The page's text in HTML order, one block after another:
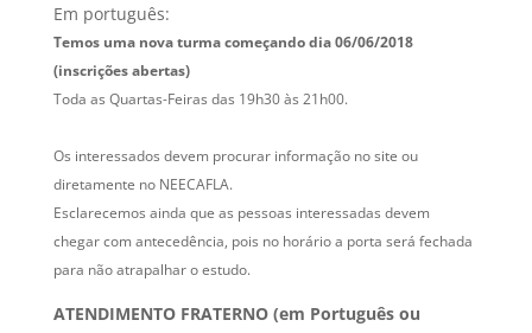
Em português:
Temos uma nova turma começando dia 06/06/2018
(inscrições abertas)
Toda as Quartas-Feiras das 19h30 às 21h00.
Os interessados devem procurar informação no site ou
diretamente no NEECAFLA.
Esclarecemos ainda que as pessoas interessadas devem
chegar com antecedência, pois no horário a porta será fechada
para não atrapalhar o estudo.
ATENDIMENTO FRATERNO (em Português ou